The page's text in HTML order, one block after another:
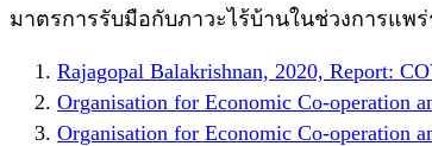
มาตรการรับมือกับภาวะไร้บ้านในช่วงการแพ
Rajagopal Balakrishnan, 2020, Report:
Organisation for Economic Co-operation
Organisation for Economic Co-operation